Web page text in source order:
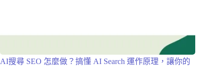
AI搜尋 SEO 怎麼做？搞懂 AI Search 運作原理，讓你的